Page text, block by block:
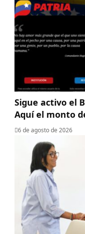
Sigue activo el
Aquí el monto
6 de agosto de 2026